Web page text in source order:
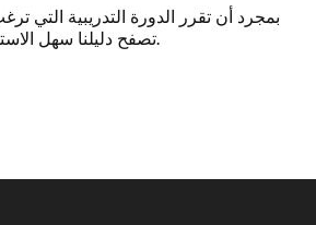
بمجرد أن تقرر الدورة التدريبية التي
تصفح دليلنا سهل الاستخدام واتبع الخطوات.